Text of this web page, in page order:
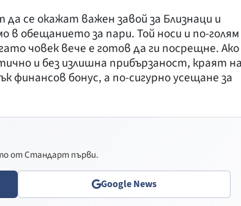
се окажат важен завой за Близнаци и
в обещанието за пари. Той носи и по-голям
човек вече е готов да ги посрещне. Ако
и без излишна прибързаност, краят
бонус, а по-сигурно усещане за
от Стандарт първи.
Google News